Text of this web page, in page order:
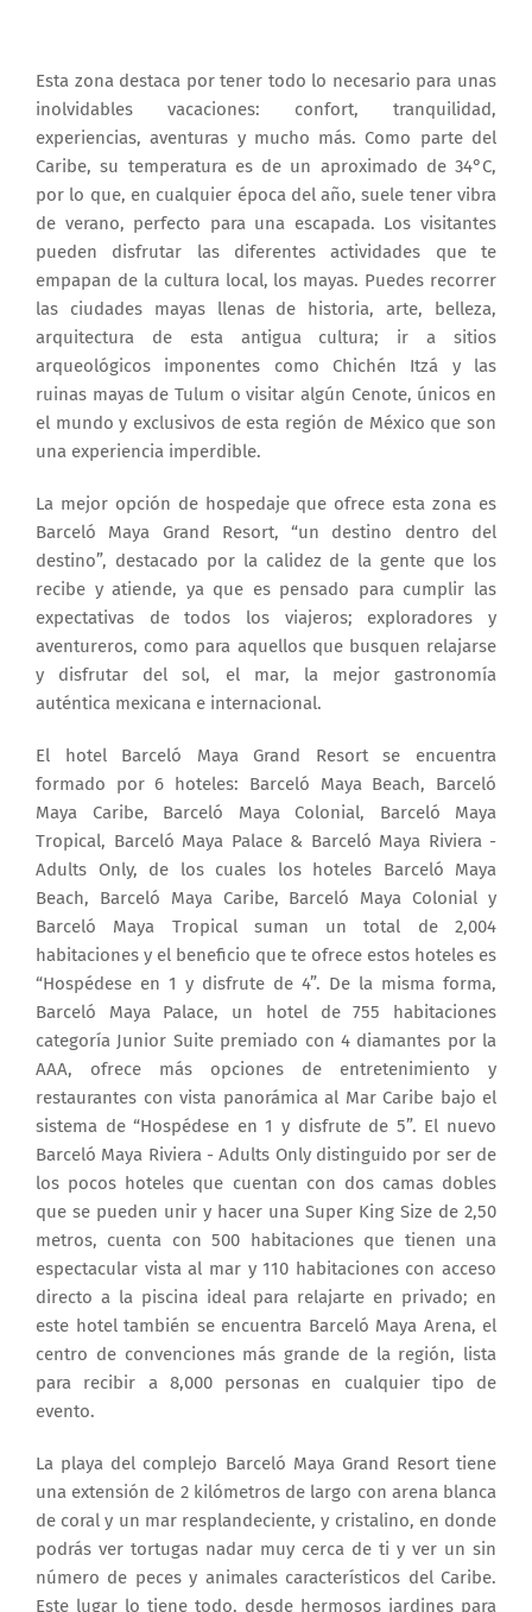
Esta zona destaca por tener todo lo necesario para unas
inolvidables vacaciones: confort, tranquilidad,
experiencias, aventuras y mucho más. Como parte del
Caribe, su temperatura es de un aproximado de 34°C,
por lo que, en cualquier época del año, suele tener vibra
de verano, perfecto para una escapada. Los visitantes
pueden disfrutar las diferentes actividades que te
empapan de la cultura local, los mayas. Puedes recorrer
las ciudades mayas llenas de historia, arte, belleza,
arquitectura de esta antigua cultura; ir a sitios
arqueológicos imponentes como Chichén Itzá y las
ruinas mayas de Tulum o visitar algún Cenote, únicos en
el mundo y exclusivos de esta región de México que son
una experiencia imperdible.
La mejor opción de hospedaje que ofrece esta zona es
Barceló Maya Grand Resort, “un destino dentro del
destino”, destacado por la calidez de la gente que los
recibe y atiende, ya que es pensado para cumplir las
expectativas de todos los viajeros; exploradores y
aventureros, como para aquellos que busquen relajarse
y disfrutar del sol, el mar, la mejor gastronomía
auténtica mexicana e internacional.
El hotel Barceló Maya Grand Resort se encuentra
formado por 6 hoteles: Barceló Maya Beach, Barceló
Maya Caribe, Barceló Maya Colonial, Barceló Maya
Tropical, Barceló Maya Palace & Barceló Maya Riviera -
Adults Only, de los cuales los hoteles Barceló Maya
Beach, Barceló Maya Caribe, Barceló Maya Colonial y
Barceló Maya Tropical suman un total de 2,004
habitaciones y el beneficio que te ofrece estos hoteles es
“Hospédese en 1 y disfrute de 4”. De la misma forma,
Barceló Maya Palace, un hotel de 755 habitaciones
categoría Junior Suite premiado con 4 diamantes por la
AAA, ofrece más opciones de entretenimiento y
restaurantes con vista panorámica al Mar Caribe bajo el
sistema de “Hospédese en 1 y disfrute de 5”. El nuevo
Barceló Maya Riviera - Adults Only distinguido por ser de
los pocos hoteles que cuentan con dos camas dobles
que se pueden unir y hacer una Super King Size de 2,50
metros, cuenta con 500 habitaciones que tienen una
espectacular vista al mar y 110 habitaciones con acceso
directo a la piscina ideal para relajarte en privado; en
este hotel también se encuentra Barceló Maya Arena, el
centro de convenciones más grande de la región, lista
para recibir a 8,000 personas en cualquier tipo de
evento.
La playa del complejo Barceló Maya Grand Resort tiene
una extensión de 2 kilómetros de largo con arena blanca
de coral y un mar resplandeciente, y cristalino, en donde
podrás ver tortugas nadar muy cerca de ti y ver un sin
número de peces y animales característicos del Caribe.
Este lugar lo tiene todo, desde hermosos jardines para